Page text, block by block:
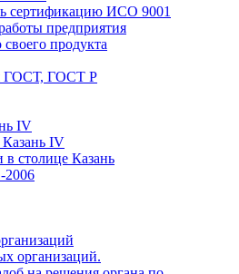
сертификацию ИСО 9001
предприятия
продукта
ГОСТ, ГОСТ Р
IV
IV
столице Казань
организаций.